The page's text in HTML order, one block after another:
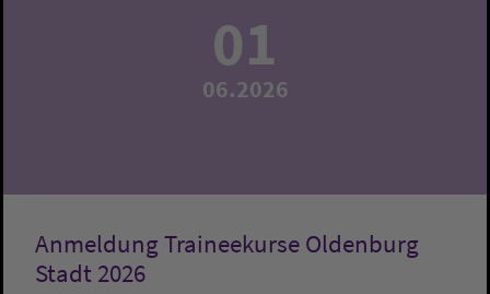
01
06.2026
Anmeldung Traineekurse Oldenburg
Stadt 2026